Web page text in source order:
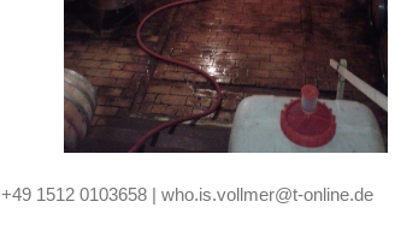
+49 1512 0103658| who.is.vollmer@t-online.de